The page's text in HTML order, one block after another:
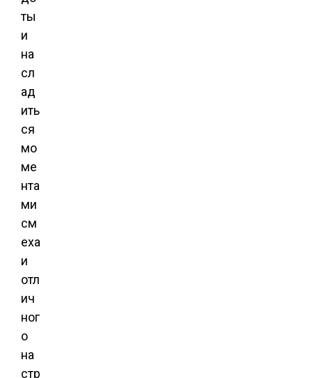
ты
и
на
сл
ад
ить
ся
мо
ме
нта
ми
см
еха
и
отл
ич
ног
о
на
стр